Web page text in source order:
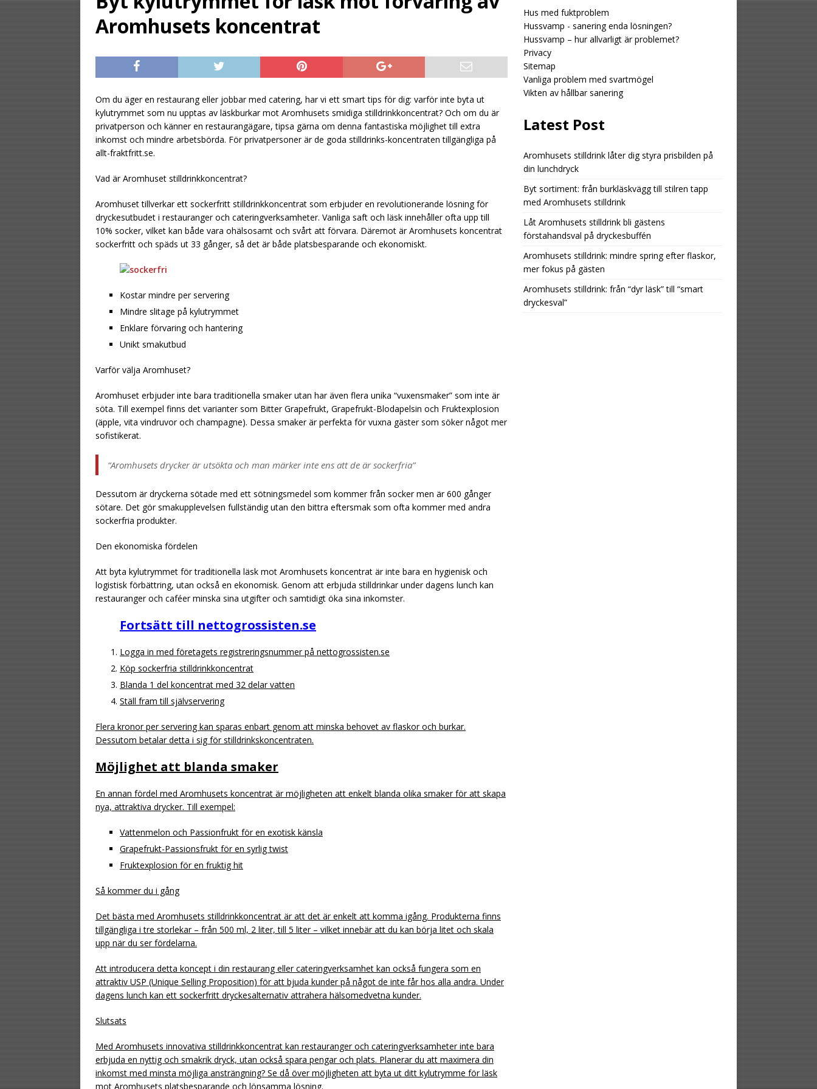
Aromhusets stilldrink: mindre spring efter flaskor, mer fokus på
gästen
UNCATEGORIZED
[ August 1, 2026 ] Aromhusets stilldrink: från “dyr läsk” till “smart dryckesval”
[ August 6, 2026 ] Aromhusets stilldrink låter dig styra prisbilden på din lunchdryck
UNCATEGORIZED
Aromhusets koncentrat
Om du äger en restaurang eller jobbar med catering, har vi ett smart tips för dig: varför inte byta ut
kylutrymmet som nu upptas av läskburkar mot Aromhusets smidiga stilldrinkkoncentrat? Och om du är
privatperson och känner en restaurangägare, tipsa gärna om denna fantastiska möjlighet till extra
inkomst och mindre arbetsbörda. För privatpersoner är de goda stilldrinks-koncentraten tillgängliga på
allt-fraktfritt.se.
Vad är Aromhuset stilldrinkkoncentrat?
Aromhuset tillverkar ett sockerfritt stilldrinkkoncentrat som erbjuder en revolutionerande lösning för
dryckesutbudet i restauranger och cateringverksamheter. Vanliga saft och läsk innehåller ofta upp till
10% socker, vilket kan både vara ohälsosamt och svårt att förvara. Däremot är Aromhusets koncentrat
sockerfritt och späds ut 33 gånger, så det är både platsbesparande och ekonomiskt.
Kostar mindre per servering
Mindre slitage på kylutrymmet
Enklare förvaring och hantering
Unikt smakutbud
Varför välja Aromhuset?
Aromhuset erbjuder inte bara traditionella smaker utan har även flera unika “vuxensmaker” som inte är
söta. Till exempel finns det varianter som Bitter Grapefrukt, Grapefrukt-Blodapelsin och Fruktexplosion
(äpple, vita vindruvor och champagne). Dessa smaker är perfekta för vuxna gäster som söker något mer
sofistikerat.
“Aromhusets drycker är utsökta och man märker inte ens att de är sockerfria”
Dessutom är dryckerna sötade med ett sötningsmedel som kommer från socker men är 600 gånger
sötare. Det gör smakupplevelsen fullständig utan den bittra eftersmak som ofta kommer med andra
sockerfria produkter.
Den ekonomiska fördelen
Att byta kylutrymmet för traditionella läsk mot Aromhusets koncentrat är inte bara en hygienisk och
logistisk förbättring, utan också en ekonomisk. Genom att erbjuda stilldrinkar under dagens lunch kan
restauranger och caféer minska sina utgifter och samtidigt öka sina inkomster.
Fortsätt till nettogrossisten.se
Logga in med företagets registreringsnummer på nettogrossisten.se
Köp sockerfria stilldrinkkoncentrat
Blanda 1 del koncentrat med 32 delar vatten
Ställ fram till självservering
Flera kronor per servering kan sparas enbart genom att minska behovet av flaskor och burkar.
Dessutom betalar detta i sig för stilldrinkskoncentraten.
Möjlighet att blanda smaker
En annan fördel med Aromhusets koncentrat är möjligheten att enkelt blanda olika smaker för att skapa
nya, attraktiva drycker. Till exempel:
Vattenmelon och Passionfrukt för en exotisk känsla
Grapefrukt-Passionsfrukt för en syrlig twist
Fruktexplosion för en fruktig hit
Så kommer du i gång
Det bästa med Aromhusets stilldrinkkoncentrat är att det är enkelt att komma igång. Produkterna finns
tillgängliga i tre storlekar – från 500 ml, 2 liter, till 5 liter – vilket innebär att du kan börja litet och skala
upp när du ser fördelarna.
Att introducera detta koncept i din restaurang eller cateringverksamhet kan också fungera som en
attraktiv USP (Unique Selling Proposition) för att bjuda kunder på något de inte får hos alla andra. Under
dagens lunch kan ett sockerfritt dryckesalternativ attrahera hälsomedvetna kunder.
Slutsats
Med Aromhusets innovativa stilldrinkkoncentrat kan restauranger och cateringverksamheter inte bara
erbjuda en nyttig och smakrik dryck, utan också spara pengar och plats. Planerar du att maximera din
inkomst med minsta möjliga ansträngning? Se då över möjligheten att byta ut ditt kylutrymme för läsk
mot Aromhusets platsbesparande och lönsamma lösning.
Hus med fuktproblem
Hussvamp - sanering enda lösningen?
Hussvamp – hur allvarligt är problemet?
Privacy
Sitemap
Vanliga problem med svartmögel
Vikten av hållbar sanering
Latest Post
Aromhusets stilldrink låter dig styra prisbilden på
din lunchdryck
Byt sortiment: från burkläskvägg till stilren tapp
med Aromhusets stilldrink
Låt Aromhusets stilldrink bli gästens
förstahandsval på dryckesbuffén
Aromhusets stilldrink: mindre spring efter flaskor,
mer fokus på gästen
Aromhusets stilldrink: från “dyr läsk” till “smart
dryckesval”